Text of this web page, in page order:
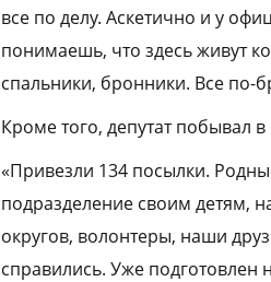
все по делу. Аскетично и у
понимаешь, что здесь живут
спальники, бронники. Все по-
Кроме того, депутат побывал
«Привезли 134 посылки.
подразделение своим детям,
округов, волонтеры, наши
справились. Уже подготовлен